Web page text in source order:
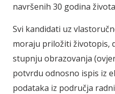
navršenih 30 godina
Svi kandidati uz
moraju priložiti životopis,
stupnju obrazovanja
potvrdu odnosno ispis iz
podataka iz područja